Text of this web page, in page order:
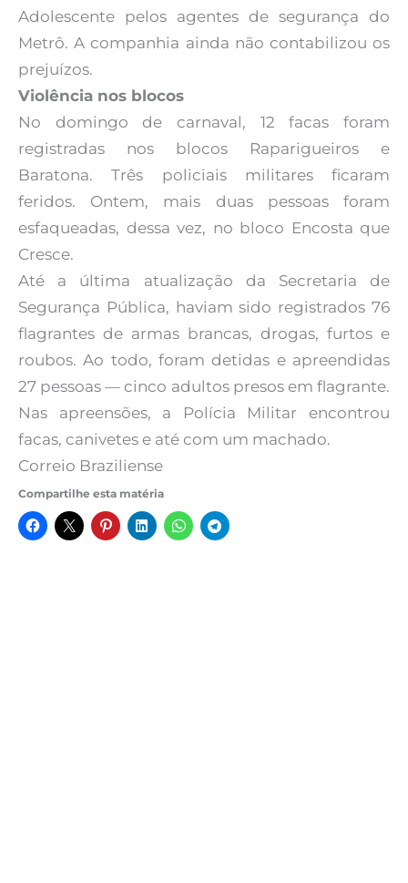
Adolescente pelos agentes de segurança do
Metrô. A companhia ainda não contabilizou os
prejuízos.
Violência nos blocos
No domingo de carnaval, 12 facas foram
registradas nos blocos Raparigueiros e
Baratona. Três policiais militares ficaram
feridos. Ontem, mais duas pessoas foram
esfaqueadas, dessa vez, no bloco Encosta que
Cresce.
Até a última atualização da Secretaria de
Segurança Pública, haviam sido registrados 76
flagrantes de armas brancas, drogas, furtos e
roubos. Ao todo, foram detidas e apreendidas
27 pessoas — cinco adultos presos em flagrante.
Nas apreensões, a Polícia Militar encontrou
facas, canivetes e até com um machado.
Correio Braziliense
Compartilhe esta matéria